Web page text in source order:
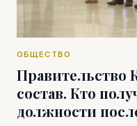
ОБЩЕСТВО
Правительство
состав. Кто
должности